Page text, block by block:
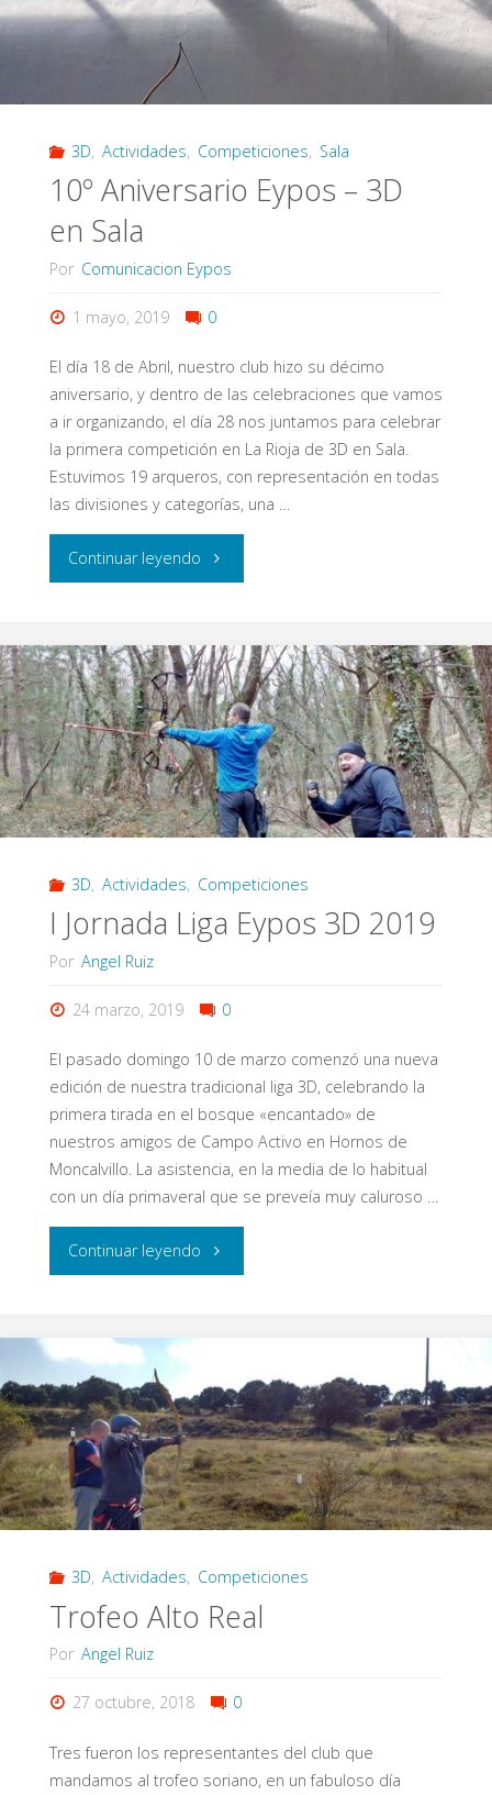
3D, Actividades, Competiciones, Sala
10º Aniversario Eypos – 3D
en Sala
Por Comunicacion Eypos
1 mayo, 2019 0
El día 18 de Abril, nuestro club hizo su décimo
aniversario, y dentro de las celebraciones que vamos
a ir organizando, el día 28 nos juntamos para celebrar
la primera competición en La Rioja de 3D en Sala.
Estuvimos 19 arqueros, con representación en todas
las divisiones y categorías, una …
Continuar leyendo "10º
Eypos
–
3D
en
Sala"
3D, Actividades, Competiciones
I Jornada Liga Eypos 3D 2019
Por Angel Ruiz
24 marzo, 2019 0
El pasado domingo 10 de marzo comenzó una nueva
edición de nuestra tradicional liga 3D, celebrando la
primera tirada en el bosque «encantado» de
nuestros amigos de Campo Activo en Hornos de
Moncalvillo. La asistencia, en la media de lo habitual
con un día primaveral que se preveía muy caluroso …
Continuar leyendo
Eypos
3D
2019"
3D, Actividades, Competiciones
Trofeo Alto Real
Por Angel Ruiz
27 octubre, 2018 0
Tres fueron los representantes del club que
mandamos al trofeo soriano, en un fabuloso día